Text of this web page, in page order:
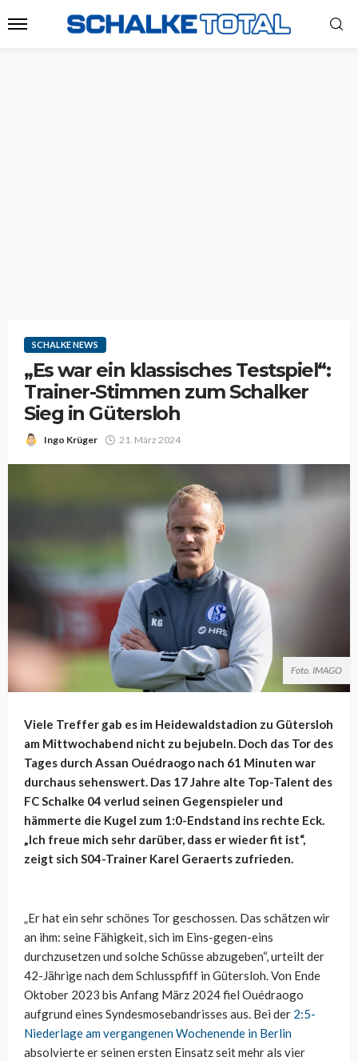
SCHALKE NEWS
„Es war ein klassisches Testspiel“:
Trainer-Stimmen zum Schalker
Sieg in Gütersloh
Ingo Krüger 21. März 2024
Foto. IMAGO
Viele Treffer gab es im Heidewaldstadion zu Gütersloh
am Mittwochabend nicht zu bejubeln. Doch das Tor des
Tages durch Assan Ouédraogo nach 61 Minuten war
durchaus sehenswert. Das 17 Jahre alte Top-Talent des
FC Schalke 04 verlud seinen Gegenspieler und
hämmerte die Kugel zum 1:0-Endstand ins rechte Eck.
„Ich freue mich sehr darüber, dass er wieder fit ist“,
zeigt sich S04-Trainer Karel Geraerts zufrieden.
„Er hat ein sehr schönes Tor geschossen. Das schätzen wir
an ihm: seine Fähigkeit, sich im Eins-gegen-eins
durchzusetzen und solche Schüsse abzugeben“, urteilt der
42-Jährige nach dem Schlusspfiff in Gütersloh. Von Ende
Oktober 2023 bis Anfang März 2024 fiel Ouédraogo
aufgrund eines Syndesmosebandrisses aus. Bei der 2:5-
Niederlage am vergangenen Wochenende in Berlin
absolvierte er seinen ersten Einsatz seit mehr als vier